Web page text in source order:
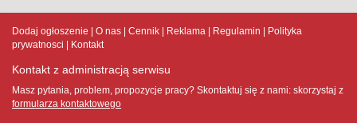
Dodaj ogłoszenie O nas Cennik Reklama Regulamin
Polityka
prywatnosci
Kontakt
Kontakt z administracją serwisu
Masz pytania, problem, propozycje pracy? Skontaktuj się z nami: skorzystaj z
formularza kontaktowego